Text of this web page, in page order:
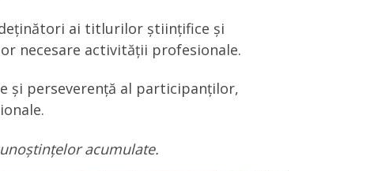
ai titlurilor științifice și
necesare activității profesionale.
și perseverență al participanților,
acumulate.